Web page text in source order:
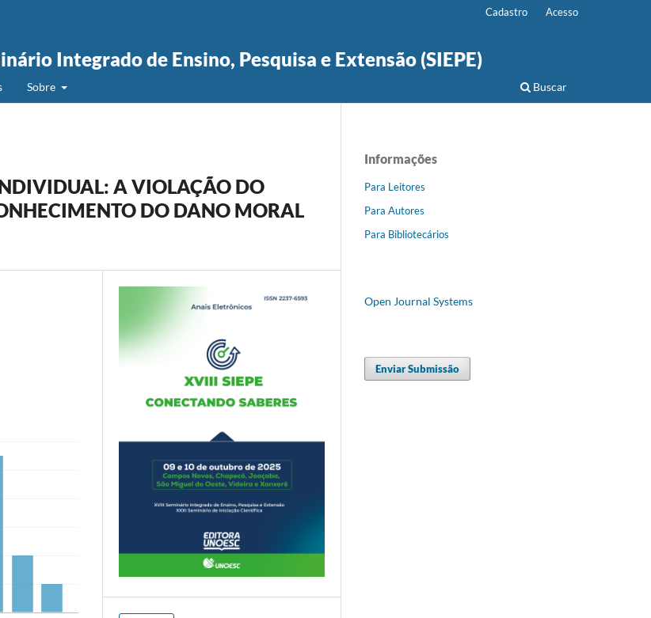
Integrado de Ensino, Pesquisa e Extensão (SIEPE)
Sobre Buscar
Cadastro Acesso
A VIOLAÇÃO DO
DO DANO MORAL
Informações
Para Leitores
Para Autores
Para Bibliotecários
Open Journal Systems
Enviar Submissão